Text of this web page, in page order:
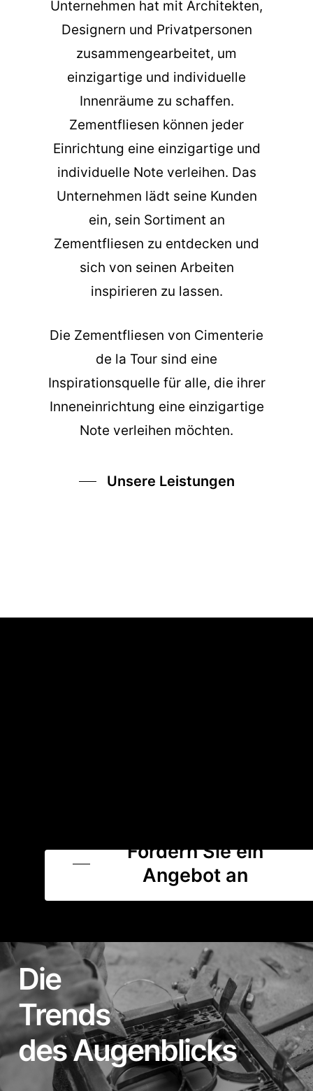
Unternehmen hat mit Architekten,
Designern und Privatpersonen
zusammengearbeitet, um
einzigartige und individuelle
Innenräume zu schaffen.
Zementfliesen können jeder
Einrichtung eine einzigartige und
individuelle Note verleihen. Das
Unternehmen lädt seine Kunden
ein, sein Sortiment an
Zementfliesen zu entdecken und
sich von seinen Arbeiten
inspirieren zu lassen.
Die Zementfliesen von Cimenterie
de la Tour sind eine
Inspirationsquelle für alle, die ihrer
Inneneinrichtung eine einzigartige
Note verleihen möchten.
Unsere Leistungen
Fordern Sie ein
Angebot an
Die
Trends
des Augenblicks